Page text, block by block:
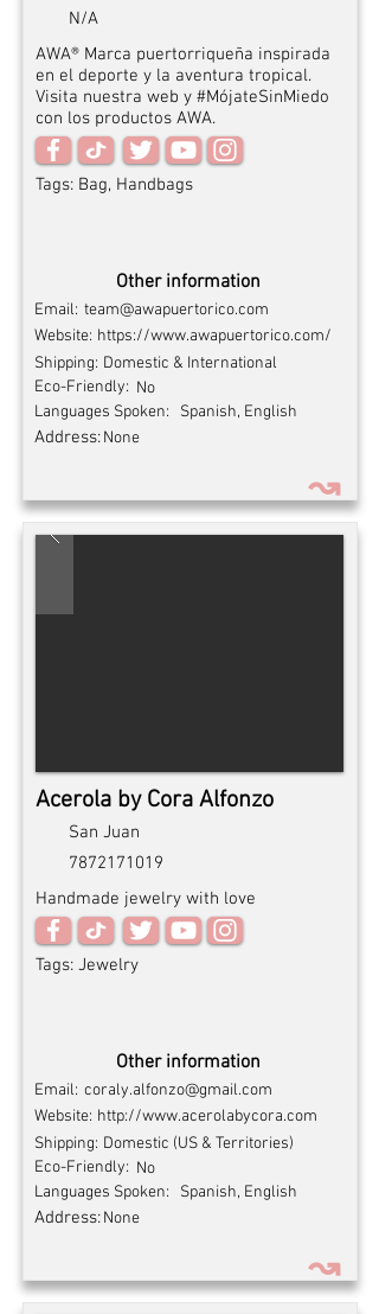
N/A
AWA® Marca puertorriqueña inspirada
en el deporte y la aventura tropical.
Visita nuestra web y #MójateSinMiedo
con los productos AWA.
Tags: Bag, Handbags
Other information
Email: team@awapuertorico.com
Website: https://www.awapuertorico.com/
Domestic & International
Shipping:
Eco-Friendly: No
Spanish, English
Languages Spoken:
Address: None
↝
Acerola by Cora Alfonzo
San Juan
7872171019
Handmade jewelry with love
Tags: Jewelry
Other information
Email: coraly.alfonzo@gmail.com
Website: http://www.acerolabycora.com
Domestic (US & Territories)
Shipping:
Eco-Friendly: No
Spanish, English
Languages Spoken:
Address: None
↝